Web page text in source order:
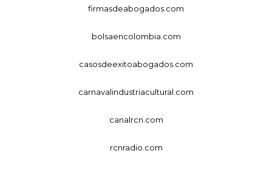
firmasdeabogados.com
bolsaencolombia.com
casosdeexitoabogados.com
carnavalindustriacultural.com
canalrcn.com
rcnradio.com